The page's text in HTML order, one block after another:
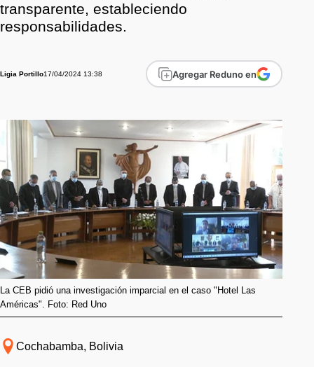
transparente, estableciendo
responsabilidades.
Ligia Portillo17/04/2024 13:38 Agregar Reduno en
La CEB pidió una investigación imparcial en el caso "Hotel Las
Américas". Foto: Red Uno
Cochabamba, Bolivia